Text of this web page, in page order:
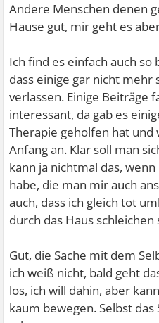
Andere Menschen denen
Hause gut, mir geht es
Ich find es einfach auch so
dass einige gar nicht mehr
verlassen. Einige Beiträge
interessant, da gab es
Therapie geholfen hat und
Anfang an. Klar soll man
kann ja nichtmal das,
habe, die man mir auch
auch, dass ich gleich tot
durch das Haus schleichen
Gut, die Sache mit dem
ich weiß nicht, bald geht
los, ich will dahin, aber
kaum bewegen. Selbst